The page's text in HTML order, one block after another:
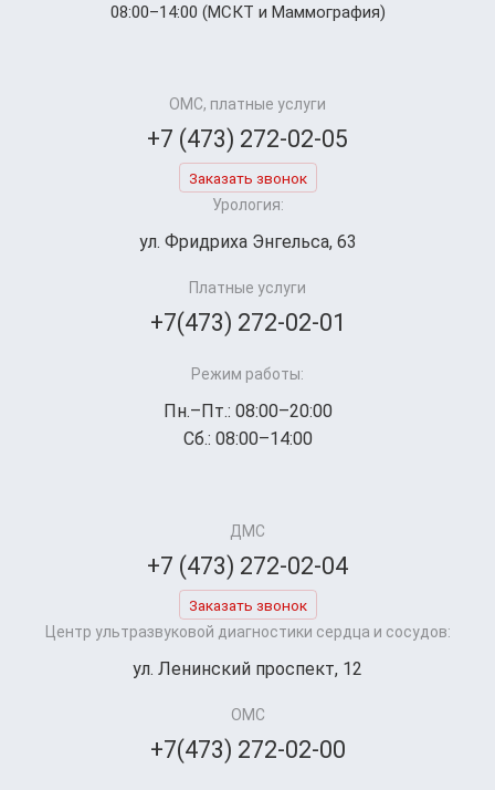
08:00–14:00 (МСКТ и Маммография)
ОМС, платные услуги
+7 (473) 272-02-05
Заказать звонок
Урология:
ул. Фридриха Энгельса, 63
Платные услуги
+7(473) 272-02-01
Режим работы:
Пн.–Пт.: 08:00–20:00
Сб.: 08:00–14:00
ДМС
+7 (473) 272-02-04
Заказать звонок
Центр ультразвуковой диагностики сердца и сосудов:
ул. Ленинский проспект, 12
ОМС
+7(473) 272-02-00